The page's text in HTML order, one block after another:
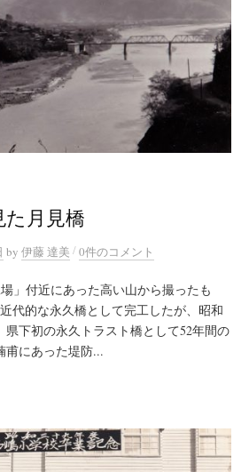
た月見橋
by 伊藤 達美 /0件のコメント
」付近にあった高い山から撮ったも
代的な永久橋として完工したが、昭和
県下初の永久トラスト橋として52年間の
甫にあった堤防...